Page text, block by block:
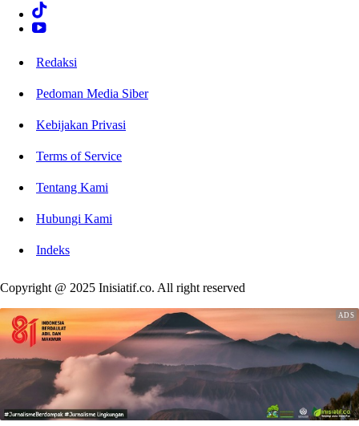
Redaksi
Pedoman Media Siber
Kebijakan Privasi
Terms of Service
Tentang Kami
Hubungi Kami
Indeks
Copyright @ 2025 Inisiatif.co. All right reserved